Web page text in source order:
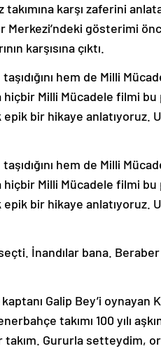
karşı zaferini
Merkezi’ndeki gösterimi
karşısına çıktı.
hem de Milli
hiçbir Milli Mücadele filmi
bir hikaye anlatıyoruz.
hem de Milli
hiçbir Milli Mücadele filmi
bir hikaye anlatıyoruz.
İnandılar bana.
Galip Bey’i oynayan
takımı 100 yılı
Gururla setteydim,